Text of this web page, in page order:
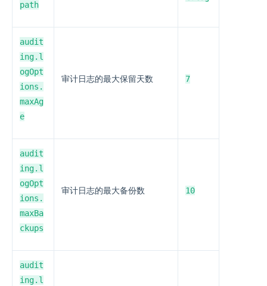
path
audit
ing.l
ogOpt
ions.
maxAg
e
审计日志的最大保留天数 7
audit
ing.l
ogOpt
ions.
maxBa
ckups
审计日志的最大备份数 10
audit
ing.l